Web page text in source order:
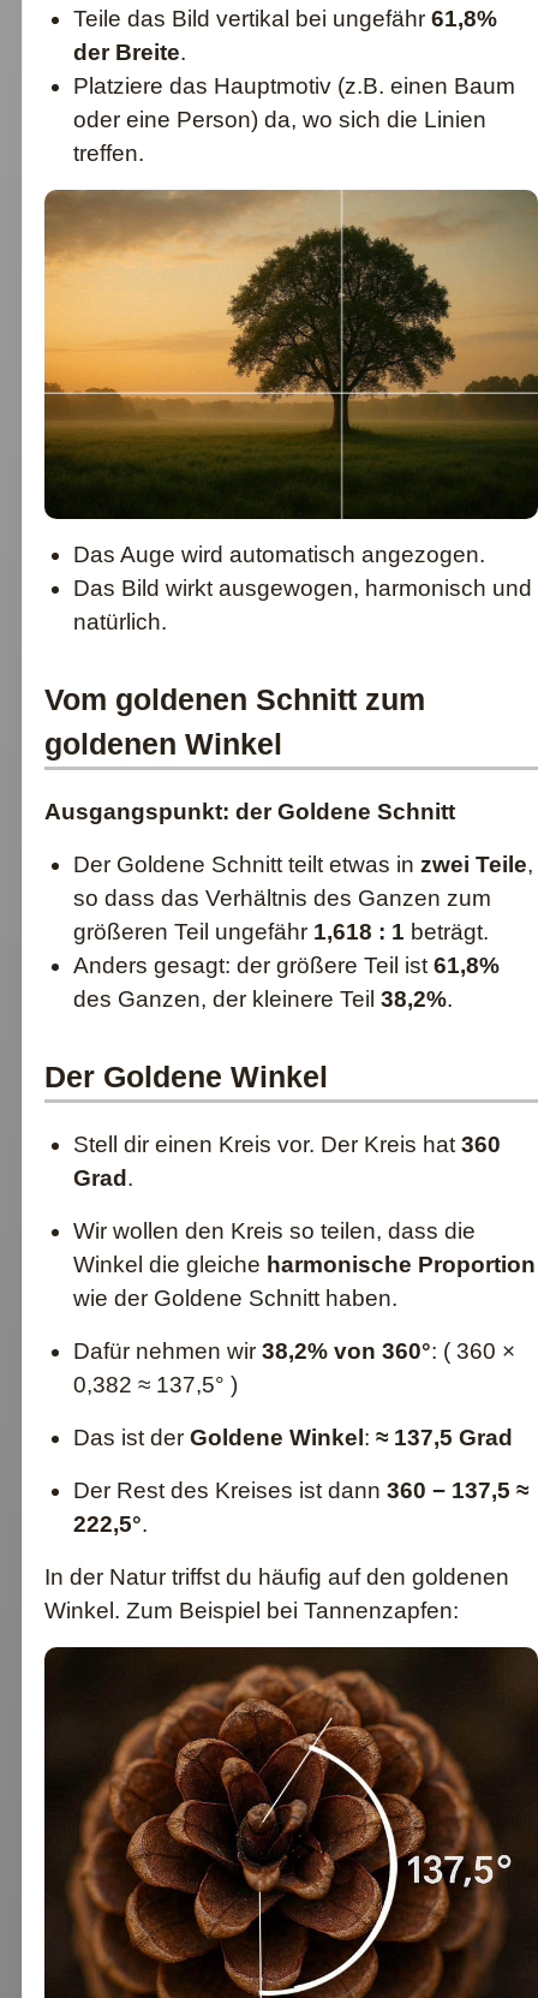
Teile das Bild vertikal bei ungefähr 61,8%
der Breite.
Platziere das Hauptmotiv (z.B. einen Baum
oder eine Person) da, wo sich die Linien
treffen.
Das Auge wird automatisch angezogen.
Das Bild wirkt ausgewogen, harmonisch und
natürlich.
Vom goldenen Schnitt zum
goldenen Winkel
Ausgangspunkt: der Goldene Schnitt
Der Goldene Schnitt teilt etwas in zwei Teile,
so dass das Verhältnis des Ganzen zum
größeren Teil ungefähr 1,618 : 1 beträgt.
Anders gesagt: der größere Teil ist 61,8%
des Ganzen, der kleinere Teil 38,2%.
Der Goldene Winkel
Stell dir einen Kreis vor. Der Kreis hat 360
Grad.
Wir wollen den Kreis so teilen, dass die
Winkel die gleiche harmonische Proportion
wie der Goldene Schnitt haben.
Dafür nehmen wir 38,2% von 360°: ( 360 ×
0,382 ≈ 137,5° )
Das ist der Goldene Winkel: ≈ 137,5 Grad
Der Rest des Kreises ist dann 360 − 137,5 ≈
222,5°.
In der Natur triffst du häufig auf den goldenen
Winkel. Zum Beispiel bei Tannenzapfen: